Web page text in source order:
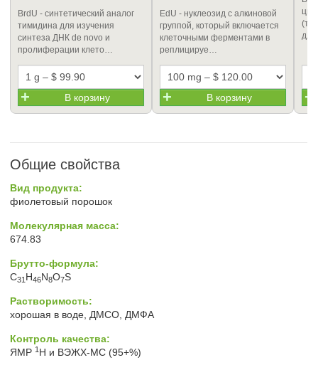
BrdU - синтетический аналог
тимидина для изучения
синтеза ДНК de novo и
пролиферации клето…
В корзину
EdU - нуклеозид с алкиновой
группой, который включается
клеточными ферментами в
реплицируе…
В корзину
Общие свойства
Вид продукта:
фиолетовый порошок
Молекулярная масса:
674.83
Брутто-формула:
C31 H46N8O7S
Растворимость:
хорошая в воде, ДМСО, ДМФА
Контроль качества:
ЯМР 1 H и ВЭЖХ-МС (95+%)